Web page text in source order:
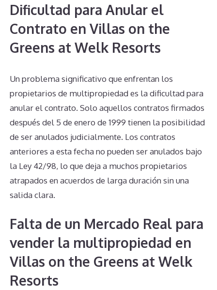
Dificultad para Anular el
Contrato en Villas on the
Greens at Welk Resorts
Un problema significativo que enfrentan los
propietarios de multipropiedad es la dificultad para
anular el contrato. Solo aquellos contratos firmados
después del 5 de enero de 1999 tienen la posibilidad
de ser anulados judicialmente. Los contratos
anteriores a esta fecha no pueden ser anulados bajo
la Ley 42/98, lo que deja a muchos propietarios
atrapados en acuerdos de larga duración sin una
salida clara.
Falta de un Mercado Real para
vender la multipropiedad en
Villas on the Greens at Welk
Resorts